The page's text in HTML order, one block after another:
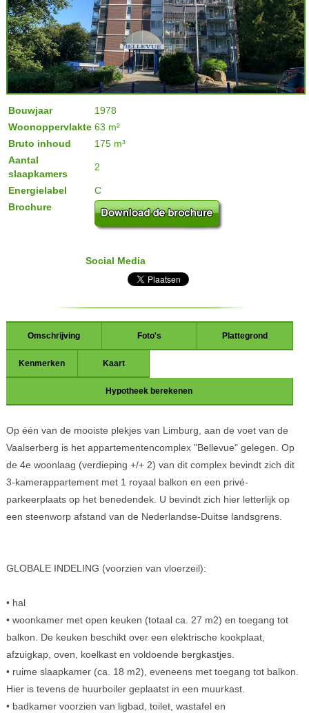
Bouwjaar
1978
Woonoppervlakte 63 m²
Bruto inhoud
175 m³
Aantal
slaapkamers
2
Energielabel
C
Brochure
Social Media
Omschrijving Foto's Plattegrond
Kenmerken Kaart
Hypotheek berekenen
Op één van de mooiste plekjes van Limburg, aan de voet van de
Vaalserberg is het appartementencomplex "Bellevue" gelegen. Op
de 4e woonlaag (verdieping +/+ 2) van dit complex bevindt zich dit
3-kamerappartement met 1 royaal balkon en een privé-
parkeerplaats op het benedendek. U bevindt zich hier letterlijk op
een steenworp afstand van de Nederlandse-Duitse landsgrens.
GLOBALE INDELING (voorzien van vloerzeil):
• hal
• woonkamer met open keuken (totaal ca. 27 m2) en toegang tot
balkon. De keuken beschikt over een elektrische kookplaat,
afzuigkap, oven, koelkast en voldoende bergkastjes.
• ruime slaapkamer (ca. 18 m2), eveneens met toegang tot balkon.
Hier is tevens de huurboiler geplaatst in een muurkast.
• badkamer voorzien van ligbad, toilet, wastafel en